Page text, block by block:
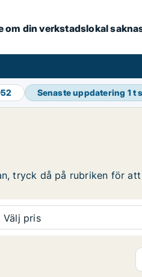
om din verkstadslokal
Senaste uppdatering 1 t
tryck då på rubriken för
Välj pris